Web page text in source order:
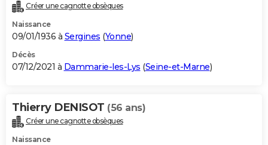
Créer une cagnotte obsèques
Naissance
09/01/1936 à Sergines (Yonne)
Décès
07/12/2021 à Dammarie-les-Lys (Seine-et-Marne)
Thierry DENISOT (56 ans)
Créer une cagnotte obsèques
Naissance